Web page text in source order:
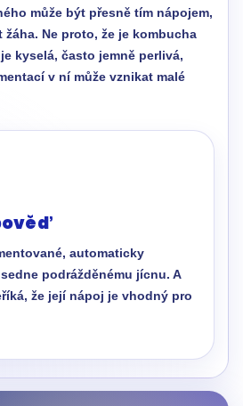
může být přesně tím nápojem,
žáha. Ne proto, že je kombucha
kyselá, často jemně perlivá,
v ní může vznikat malé
automaticky
podrážděnému jícnu. A
že její nápoj je vhodný pro